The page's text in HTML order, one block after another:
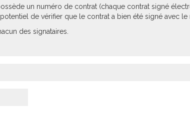
un numéro de contrat (chaque contrat signé
de vérifier que le contrat a bien été signé avec
des signataires.